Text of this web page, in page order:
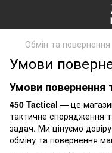
Обмін та повернення
Умови
Умови повернення
450 Tactical — це
тактичне спорядження
задач. Ми цінуємо
обміну та повернення